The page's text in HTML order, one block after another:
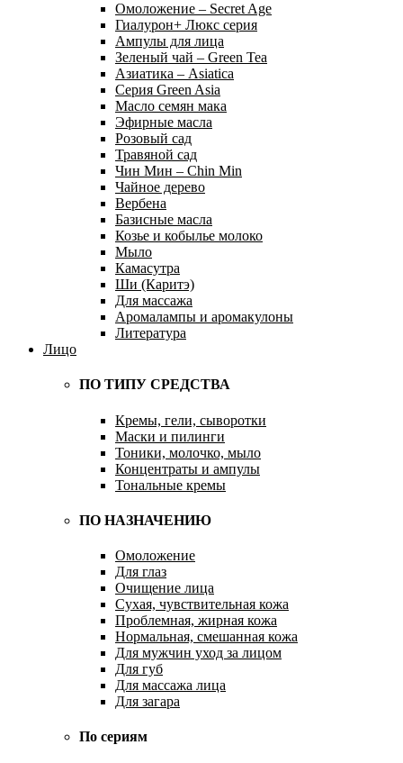
Омоложение – Secret Age
Гиалурон+ Люкс серия
Ампулы для лица
Зеленый чай – Green Tea
Азиатика – Asiatica
Серия Green Asia
Масло семян мака
Эфирные масла
Розовый сад
Травяной сад
Чин Мин – Chin Min
Чайное дерево
Вербена
Базисные масла
Козье и кобылье молоко
Мыло
Камасутра
Ши (Каритэ)
Для массажа
Аромалампы и аромакулоны
Литература
Лицо
ПО ТИПУ СРЕДСТВА
Кремы, гели, сыворотки
Маски и пилинги
Тоники, молочко, мыло
Концентраты и ампулы
Тональные кремы
ПО НАЗНАЧЕНИЮ
Омоложение
Для глаз
Очищение лица
Сухая, чувствительная кожа
Проблемная, жирная кожа
Нормальная, смешанная кожа
Для мужчин уход за лицом
Для губ
Для массажа лица
Для загара
По сериям